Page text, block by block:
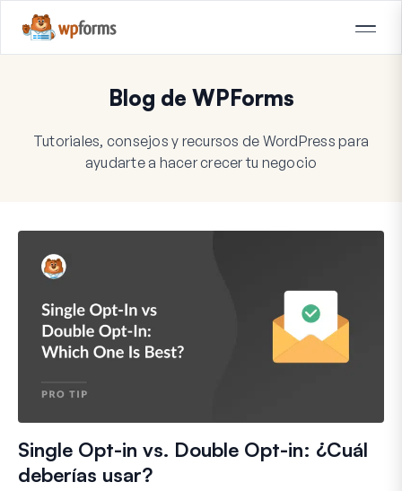
Blog de WPForms
Tutoriales, consejos y recursos de WordPress para
ayudarte a hacer crecer tu negocio
Single Opt-in vs. Double Opt-in: ¿Cuál
deberías usar?